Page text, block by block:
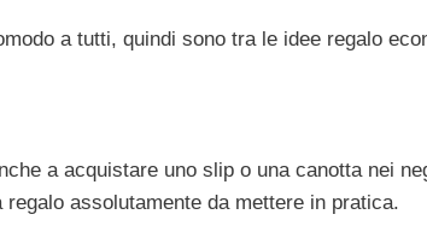
a tutti, quindi sono tra le idee regalo
a acquistare uno slip o una canotta nei
regalo assolutamente da mettere in pratica.